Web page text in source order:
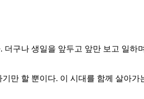
구나 생일을 앞두고 앞만 보고 일하
만 할 뿐이다. 이 시대를 함께 살아가